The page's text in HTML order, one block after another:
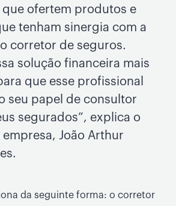
que ofertem produtos e
tenham sinergia com a
corretor de seguros.
solução financeira mais
que esse profissional
seu papel de consultor
segurados”, explica o
João Arthur
da seguinte forma: o corretor